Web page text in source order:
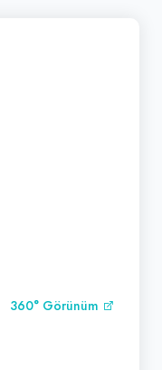
360° Görünüm